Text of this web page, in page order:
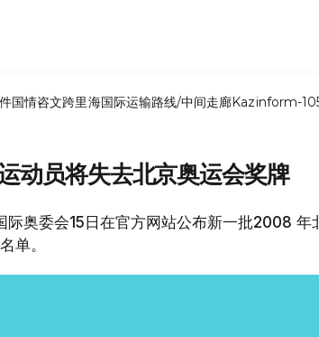
国情咨文跨里海国际运输路线/中间走廊Kazinform-
动员将失去北京奥运会奖牌
奥委会15日在官方网站公布新一批2008 年
单。